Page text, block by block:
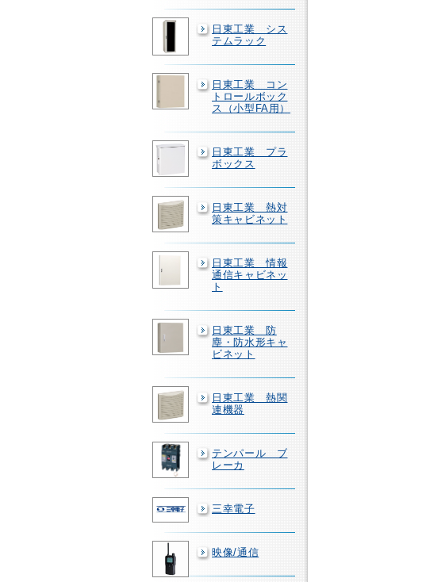
日東工業 シス
テムラック
日東工業 コン
トロールボック
ス（小型FA用）
日東工業 プラ
ボックス
日東工業 熱対
策キャビネット
日東工業 情報
通信キャビネッ
ト
日東工業 防
塵・防水形キャ
ビネット
日東工業 熱関
連機器
テンパール ブ
レーカ
三幸電子
映像/通信